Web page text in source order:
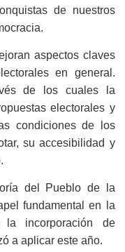
de nuestros
aspectos claves
en general.
de los cuales la
electorales y
condiciones de los
su accesibilidad y
del Pueblo de la
fundamental en la
la incorporación de
a aplicar este año.